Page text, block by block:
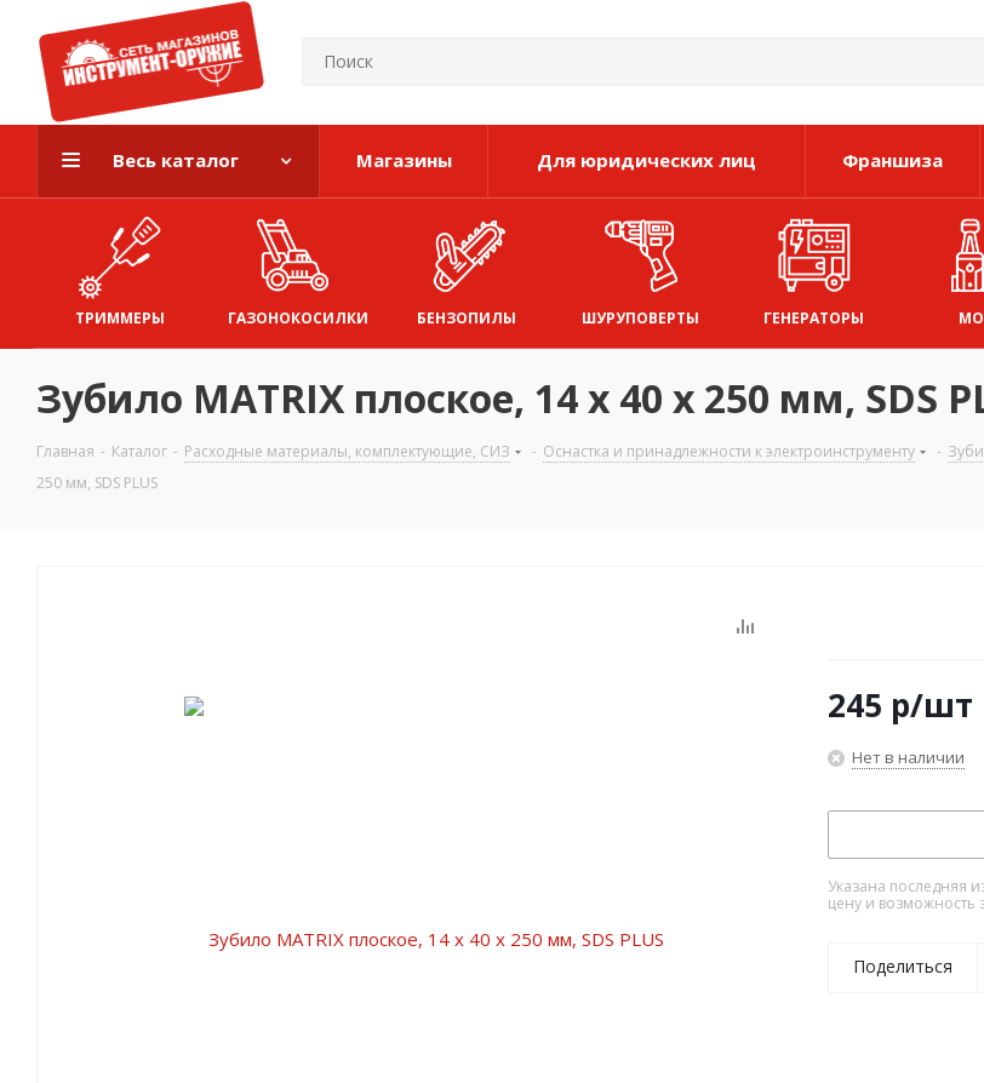
Весь каталог Магазины Для юридических лиц Франшиза
ТРИММЕРЫ ГАЗОНОКОСИЛКИ БЕНЗОПИЛЫ ШУРУПОВЕРТЫ ГЕНЕРАТОРЫ
Зубило MATRIX плоское, 14 х 40 х 250 мм, SDS
Главная - Каталог - Расходные материалы, комплектующие, СИЗ - Оснастка и принадлежности к электроинструменту -
250 мм, SDS PLUS
245 р/шт
Нет в наличии
Указана последняя
цену и возможность
Поделиться